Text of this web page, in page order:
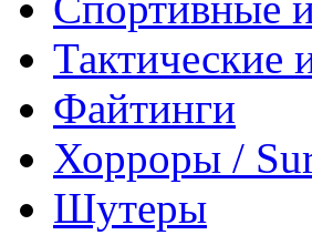
Тактические
Файтинги
Хорроры /
Шутеры